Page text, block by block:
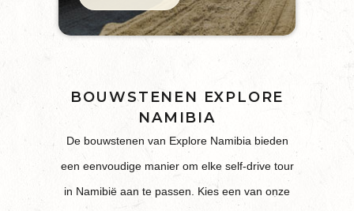
BOUWSTENEN EXPLORE
NAMIBIA
De bouwstenen van Explore Namibia bieden
een eenvoudige manier om elke self-drive tour
in Namibië aan te passen. Kies een van onze